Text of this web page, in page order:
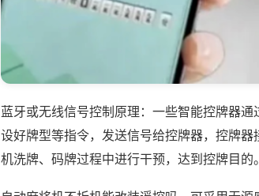
蓝牙或无线信号控制原理：一些智能控牌器
设好牌型等指令，发送信号给控牌器，控牌
机洗牌、码牌过程中进行干预，达到控牌目的。